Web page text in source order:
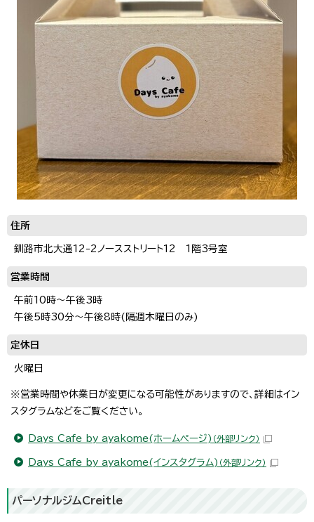
住所
釧路市北大通12-2ノースストリート12 1階3号室
営業時間
午前10時～午後3時
午後5時30分～午後8時(隔週木曜日のみ)
定休日
火曜日
※営業時間や休業日が変更になる可能性がありますので、詳細はイン
スタグラムなどをご覧ください。
Days Cafe by ayakome(ホームページ) （外部リンク）
Days Cafe by ayakome(インスタグラム) （外部リンク）
パーソナルジムCreitle